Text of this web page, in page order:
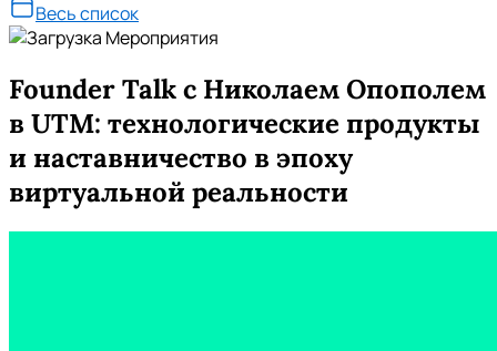
Весь список
Founder Talk с Николаем Опополем
в UTM: технологические продукты
и наставничество в эпоху
виртуальной реальности